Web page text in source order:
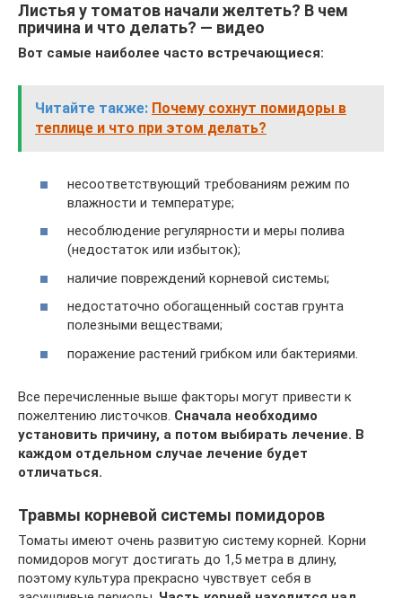
Листья у томатов начали желтеть? В чем
причина и что делать? — видео
Вот самые наиболее часто встречающиеся:
Читайте также: Почему сохнут помидоры в
теплице и что при этом делать?
несоответствующий требованиям режим по
влажности и температуре;
несоблюдение регулярности и меры полива
(недостаток или избыток);
наличие повреждений корневой системы;
недостаточно обогащенный состав грунта
полезными веществами;
поражение растений грибком или бактериями.
Все перечисленные выше факторы могут привести к
пожелтению листочков. Сначала необходимо
установить причину, а потом выбирать лечение. В
каждом отдельном случае лечение будет
отличаться.
Травмы корневой системы помидоров
Томаты имеют очень развитую систему корней. Корни
помидоров могут достигать до 1,5 метра в длину,
поэтому культура прекрасно чувствует себя в